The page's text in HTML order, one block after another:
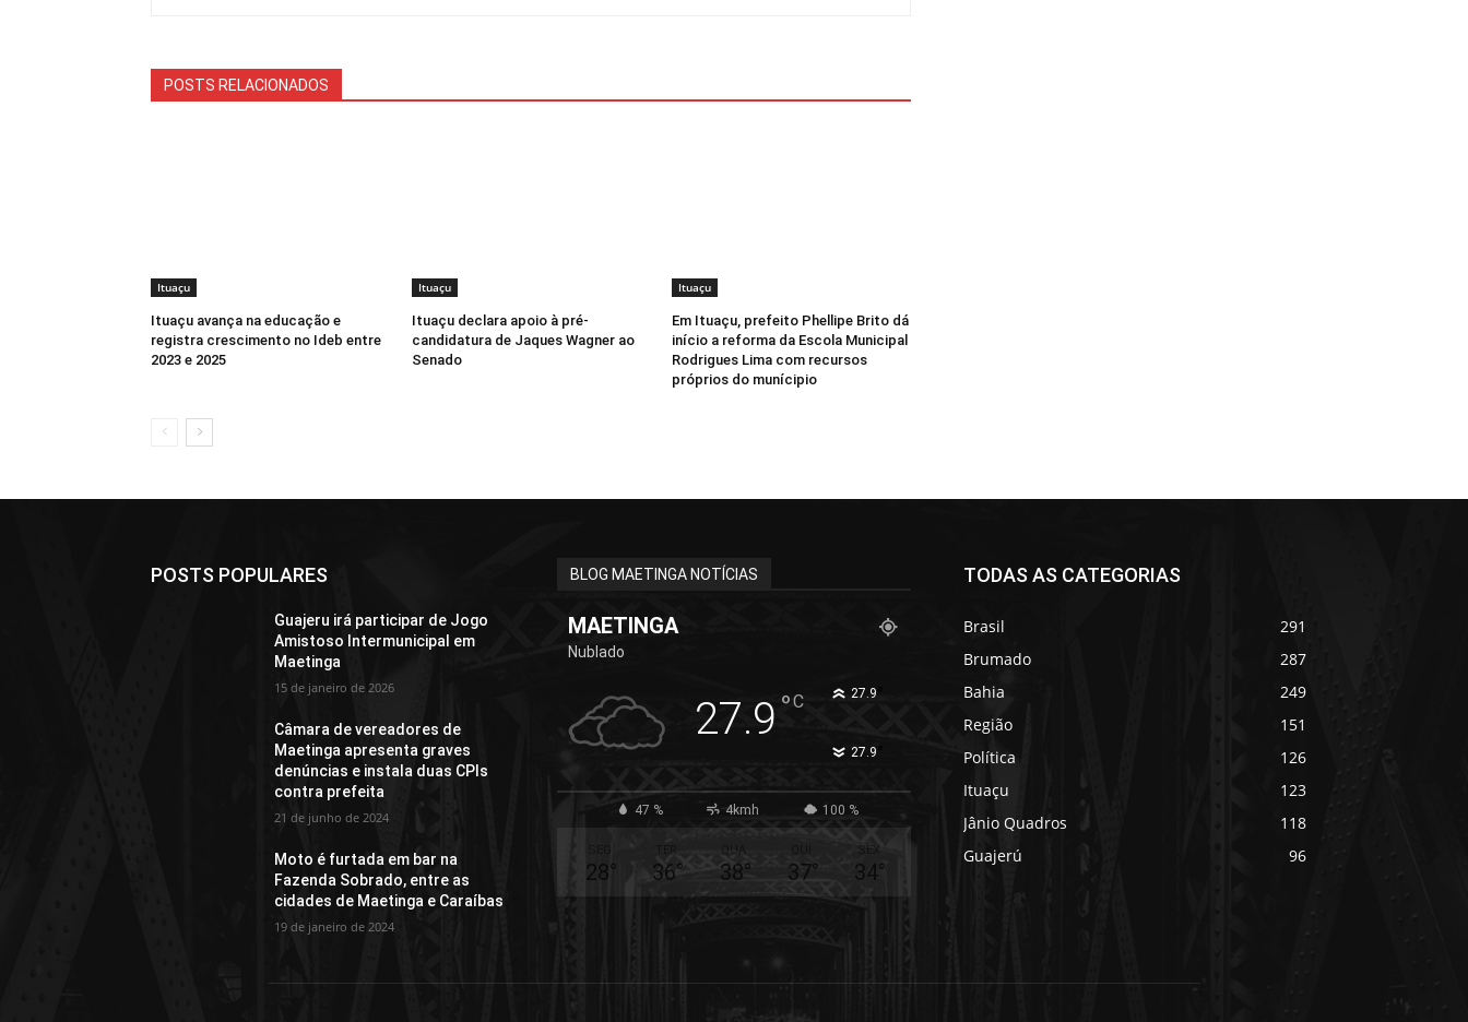
POSTS RELACIONADOS
Ituaçu
Ituaçu avança na educação e
registra crescimento no Ideb entre
2023 e 2025
Ituaçu
Ituaçu declara apoio à pré-
candidatura de Jaques Wagner ao
Senado
Ituaçu
Em Ituaçu, prefeito Phellipe Brito dá
início a reforma da Escola Municipal
Rodrigues Lima com recursos
próprios do munícipio
POSTS POPULARES
Guajeru irá participar de Jogo
Amistoso Intermunicipal em
Maetinga
15 de janeiro de 2026
Câmara de vereadores de
Maetinga apresenta graves
denúncias e instala duas CPIs
contra prefeita
21 de junho de 2024
Moto é furtada em bar na
Fazenda Sobrado, entre as
cidades de Maetinga e Caraíbas
19 de janeiro de 2024
BLOG MAETINGA NOTÍCIAS
MAETINGA
Nublado
27.9 °C 27.9°
27.9
47 % 4kmh 100 %
28 ° 36°
QUA
38° 37°
SEX
34°
TODAS AS CATEGORIAS
Brasil
291
Brumado
287
Bahia
249
Região
151
Política
126
Ituaçu
123
Jânio Quadros
118
Guajerú
96